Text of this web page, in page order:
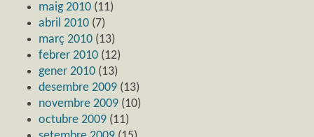
maig 2010 (11)
abril 2010 (7)
març 2010 (13)
febrer 2010 (12)
gener 2010 (13)
desembre 2009 (13)
novembre 2009 (10)
octubre 2009 (11)